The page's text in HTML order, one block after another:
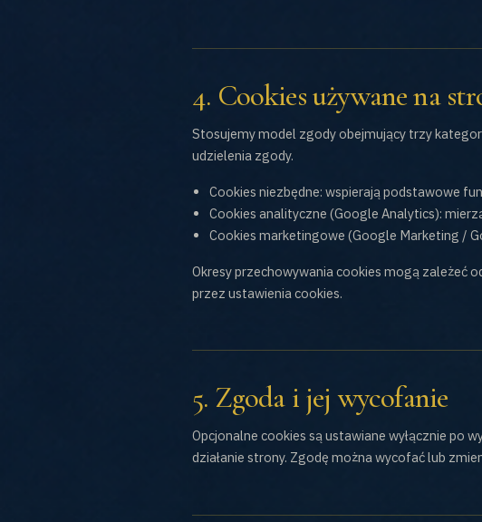
4. Cookies używane na
Stosujemy model zgody obejmujący trzy
udzielenia zgody.
Cookies niezbędne: wspierają podstawowe
Cookies analityczne (Google Analytics):
Cookies marketingowe (Google Marketing /
Okresy przechowywania cookies mogą zależeć
przez ustawienia cookies.
5. Zgoda i jej wycofanie
Opcjonalne cookies są ustawiane wyłącznie po
działanie strony. Zgodę można wycofać lub